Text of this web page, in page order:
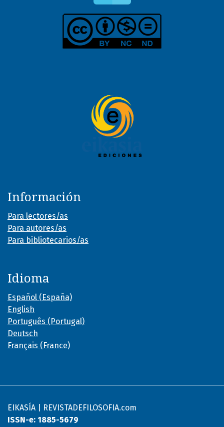
Información
Para lectores/as
Para autores/as
Para bibliotecarios/as
Idioma
Español (España)
English
Português (Portugal)
Deutsch
Français (France)
EIKASÍA | REVISTADEFILOSOFIA.com
ISSN-e: 1885-5679